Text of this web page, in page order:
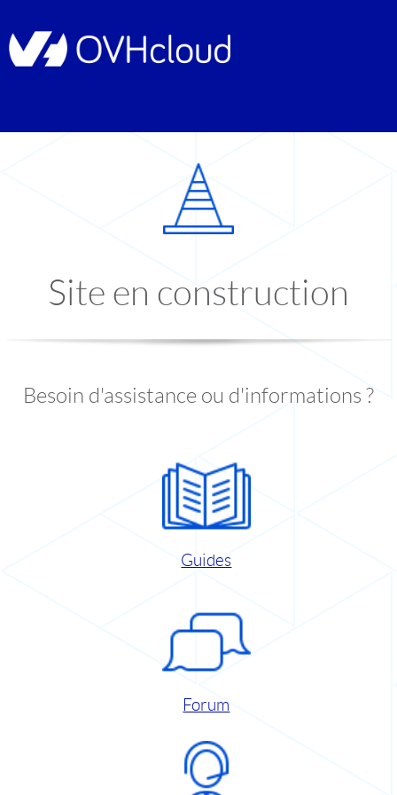
Site en construction
Besoin d'assistance ou d'informations ?
Guides
Forum